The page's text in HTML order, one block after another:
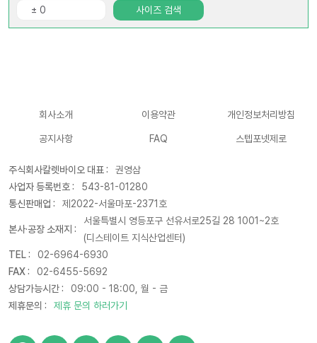
사이즈 검색
회사소개 이용약관 개인정보처리방침
공지사항 FAQ 스텝포넷제로
주식회사칼렛바이오 대표 :
권영삼
사업자 등록번호 :
543-81-01280
통신판매업 :
제2022-서울마포-2371호
본사·공장 소재지 :
서울특별시 영등포구 선유서로25길 28 1001~2호
(디스테이트 지식산업센터)
TEL :
02-6964-6930
FAX :
02-6455-5692
상담가능시간 :
09:00 - 18:00, 월 - 금
제휴문의 :
제휴 문의 하러가기